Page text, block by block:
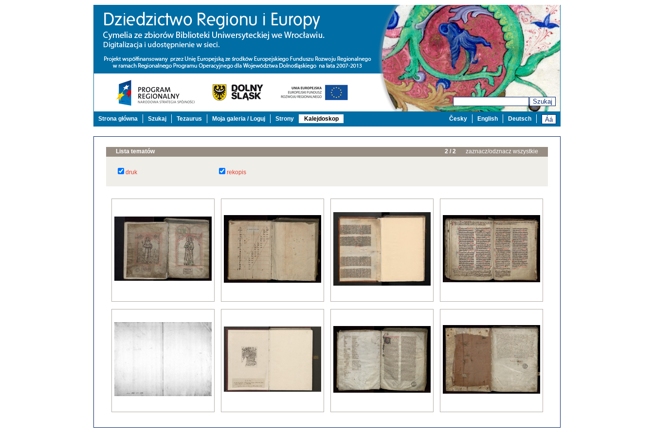
Szukaj
Strona główna Szukaj Tezaurus Moja galeria / Loguj Strony Kalejdoskop Deutsch
English
Česky
Lista tematów 2 / 2 zaznacz/odznacz wszystkie
druk rekopis